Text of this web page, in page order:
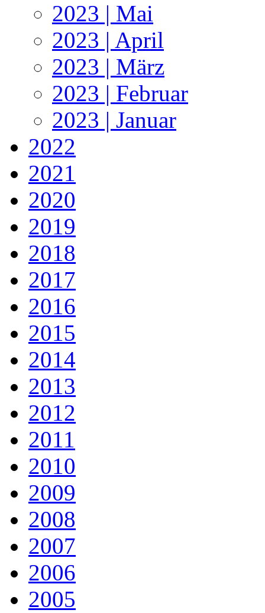
2023 | Mai
2023 | April
2023 | März
2023 | Februar
2023 | Januar
2022
2021
2020
2019
2018
2017
2016
2015
2014
2013
2012
2011
2010
2009
2008
2007
2006
2005